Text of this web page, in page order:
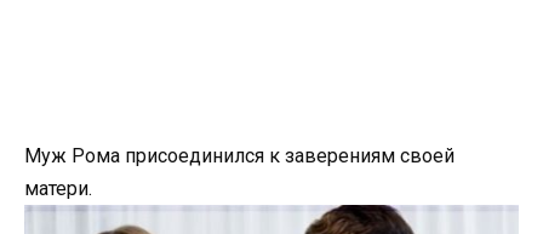
Муж Рома присоединился к заверениям своей
матери.